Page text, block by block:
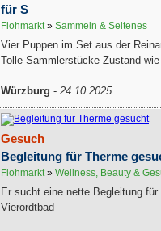
für S
Flohmarkt» Sammeln & Seltenes
Vier Puppen im Set aus der
Tolle Sammlerstücke Zustand
Würzburg - 24.10.2025
Gesuch
Begleitung für Therme
Flohmarkt» Wellness, Beauty &
Er sucht eine nette Begleitung für
Vierordtbad